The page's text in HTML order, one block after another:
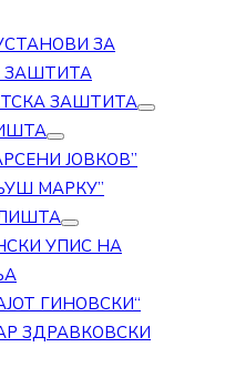
ЗА
ЗАШТИТА
ЗАШТИТА
ЈОВКОВ”
МАРКУ”
УПИС НА
ГИНОВСКИ“
ЗДРАВКОВСКИ